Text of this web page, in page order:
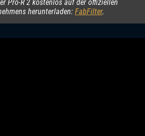
Pro-R 2 kostenlos auf der offiziellen
herunterladen: FabFilter.